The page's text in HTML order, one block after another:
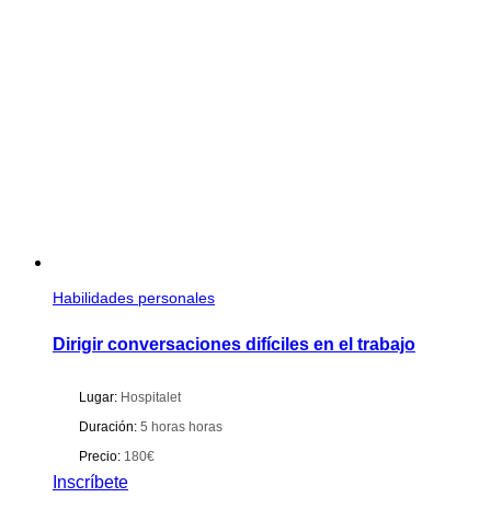
Habilidades personales
Dirigir conversaciones difíciles en el trabajo
Lugar: Hospitalet
Duración: 5 horas horas
Precio: 180€
Inscríbete